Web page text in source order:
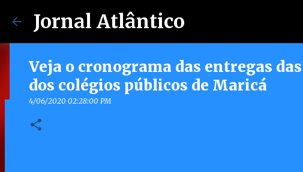
Jornal Atlântico
Maricá lança Advoga Social e
Veja o cronograma das entregas
dos colégios públicos de Maricá
4/06/2020 02:28:00 PM